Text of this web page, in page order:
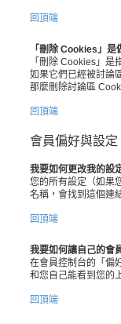
回頂端
「刪除 Cookies」是
「刪除 Cookies」
如果它們已經被討論
那麼刪除討論區
回頂端
會員偏好與設定
我要如何更改我的設
您的所有設定（如果
名稱，會找到這個連
回頂端
我要如何讓自己的會
在會員控制台的「偏
和您自己能看到您的
回頂端